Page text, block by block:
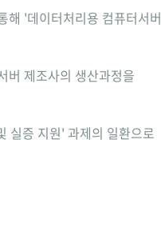
해 '데이터처리용 컴퓨터서버
버 제조사의 생산과정을
실증 지원' 과제의 일환으로